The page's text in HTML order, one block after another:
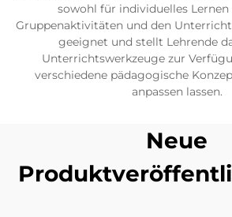
sowohl für individuelles Lernen
Gruppenaktivitäten und den
geeignet und stellt Lehrende
Unterrichtswerkzeuge zur
verschiedene pädagogische
anpassen lassen.
Neue